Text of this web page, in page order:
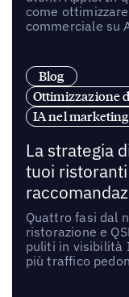
come
commerciale su
Blog
Ottimizzazione
IA nel
La strategia
tuoi
Quattro fasi dal
ristorazione e
puliti in visibilità
più traffico